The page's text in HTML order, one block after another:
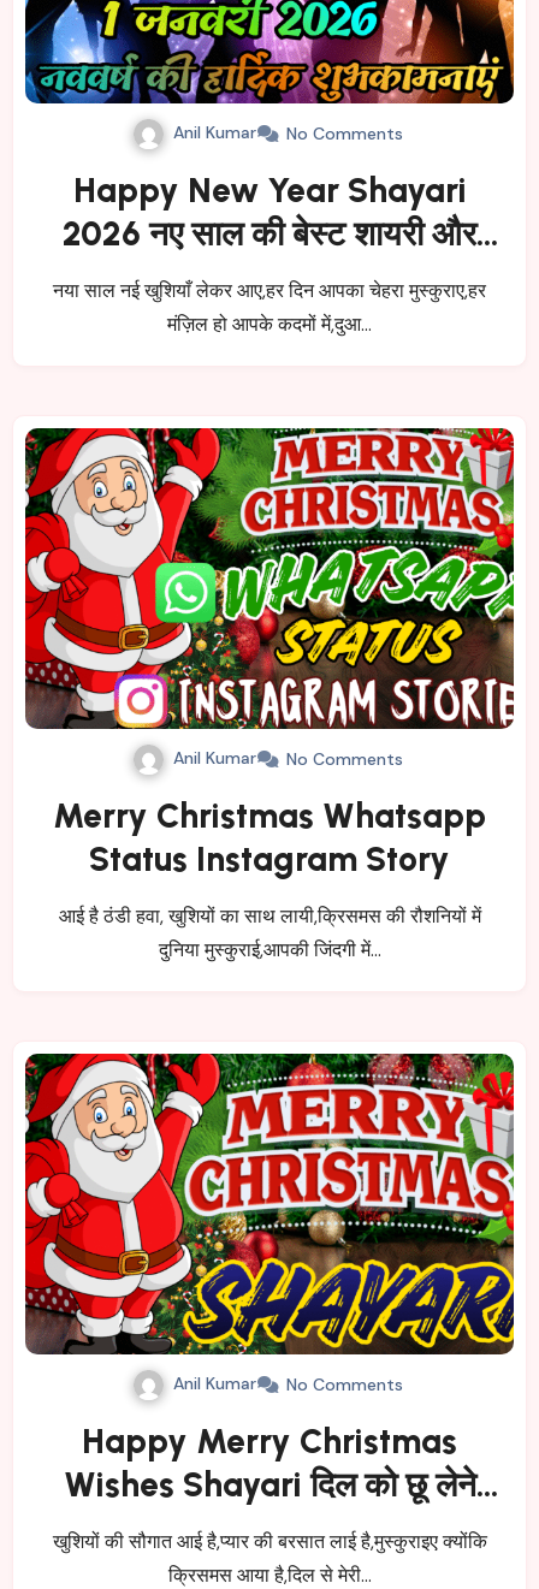
Anil Kumar No Comments
Happy New Year Shayari
2026 नए साल की बेस्ट शायरी और
शुभकामनाएँ
नया साल नई खुशियाँ लेकर आए,हर दिन आपका चेहरा मुस्कुराए,हर
मंज़िल हो आपके कदमों में,दुआ…
Anil Kumar No Comments
Merry Christmas Whatsapp
Status Instagram Story
आई है ठंडी हवा, खुशियों का साथ लायी,क्रिसमस की रौशनियों में
दुनिया मुस्कुराई,आपकी जिंदगी में…
Anil Kumar No Comments
Happy Merry Christmas
Wishes Shayari दिल को छू लेने
वाली प्यार भरी क्रिसमस शायरी
खुशियों की सौगात आई है,प्यार की बरसात लाई है,मुस्कुराइए क्योंकि
क्रिसमस आया है,दिल से मेरी…